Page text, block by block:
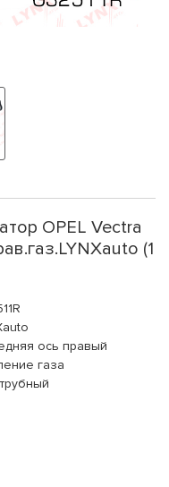
OPEL Vectra
(1
ось правый
газа